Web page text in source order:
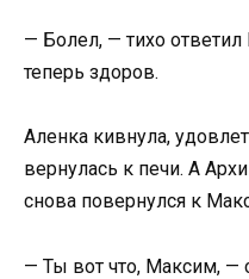
— Болел, — тихо
теперь здоров.
Аленка кивнула,
вернулась к печи. А
снова повернулся к
— Ты вот что, Максим, —